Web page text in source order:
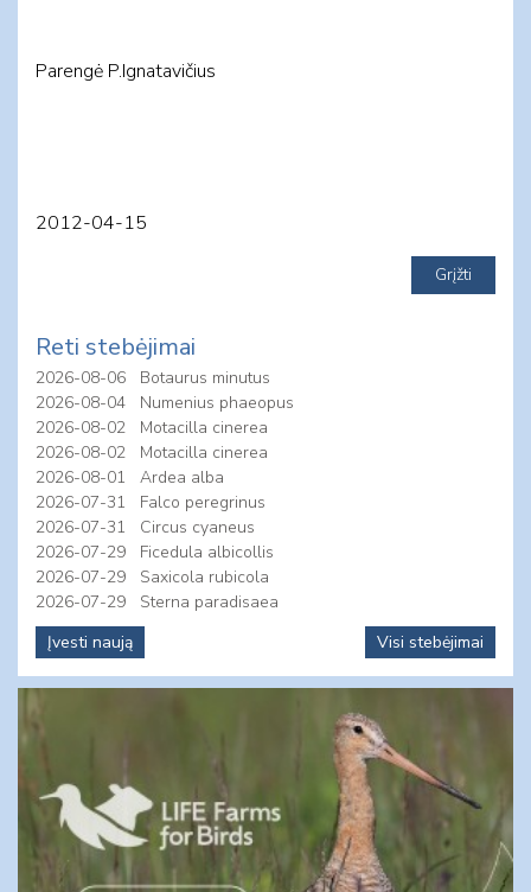
Parengė P.Ignatavičius
2012-04-15
Reti stebėjimai
2026-08-06
Botaurus minutus
2026-08-04
Numenius phaeopus
2026-08-02
Motacilla cinerea
2026-08-02
Motacilla cinerea
2026-08-01
Ardea alba
2026-07-31
Falco peregrinus
2026-07-31
Circus cyaneus
2026-07-29
Ficedula albicollis
2026-07-29
Saxicola rubicola
2026-07-29
Sterna paradisaea
Įvesti naują
Visi stebėjimai